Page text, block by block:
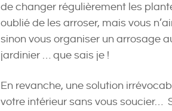
de changer régulièrement les
oublié de les arroser, mais vous
sinon vous organiser un arrosage
jardinier … que sais je !
En revanche, une solution
votre intérieur sans vous soucier…